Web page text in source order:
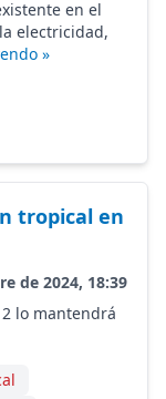
en el
electricidad,
»
tropical en
de 2024, 18:39
lo mantendrá